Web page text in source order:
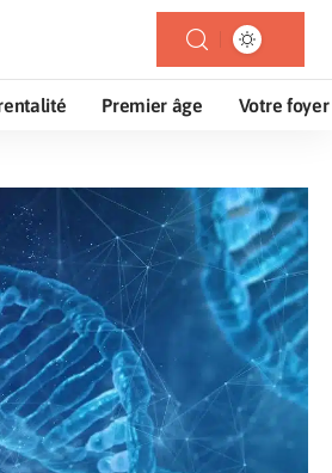
Premier âge Votre foyer